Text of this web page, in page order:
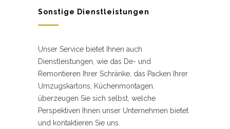
Sonstige Dienstleistungen
Unser Service bietet Ihnen auch
Dienstleistungen, wie das De- und
Remontieren Ihrer Schränke, das Packen Ihrer
Umzugskartons, Küchenmontagen.
überzeugen Sie sich selbst, welche
Perspektiven Ihnen unser Unternehmen bietet
und kontaktieren Sie uns.